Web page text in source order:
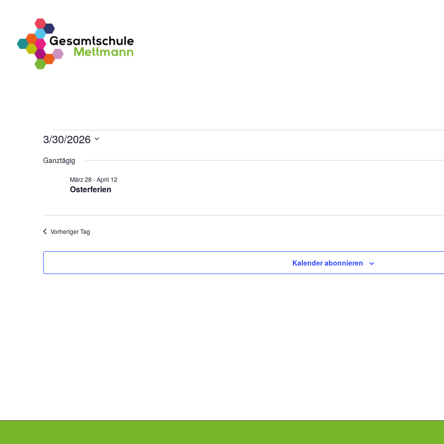
Veranstaltungen
für
März
2026
3/30/2026
wählen.
Ganztägig
Osterferien
März 28 -April 12
Vorheriger Tag
Kalender abonnieren